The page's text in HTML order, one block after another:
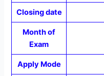
Closing date
Month of
Exam
Apply Mode